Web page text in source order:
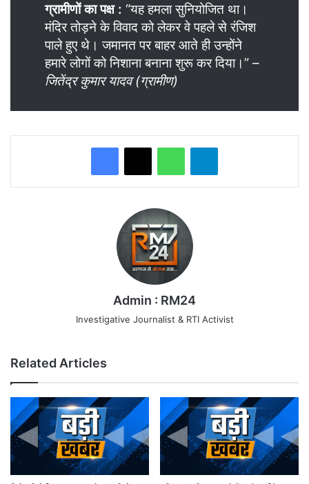
ग्रामीणों का पक्ष : “यह हमला सुनियोजित था।
मंदिर तोड़ने के विवाद को लेकर वे पहले से रंजिश
पाले हुए थे। जमानत पर बाहर आते ही उन्होंने
हमारे लोगों को निशाना बनाना शुरू कर दिया।” –
जितेंद्र कुमार यादव (ग्रामीण)
WhatsAppTelegram
Admin : RM24
Investigative Journalist & RTI Activist
Related Articles